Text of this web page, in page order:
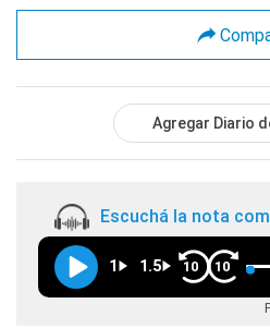
Agregar Diario
Escuchá la nota
1 1.5 10 10